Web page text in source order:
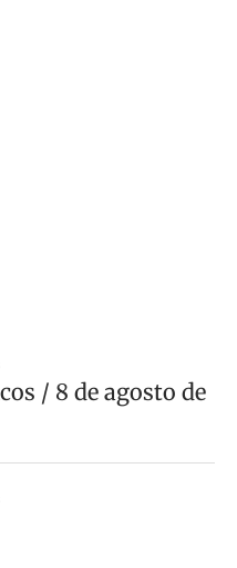
/ 8 de agosto de